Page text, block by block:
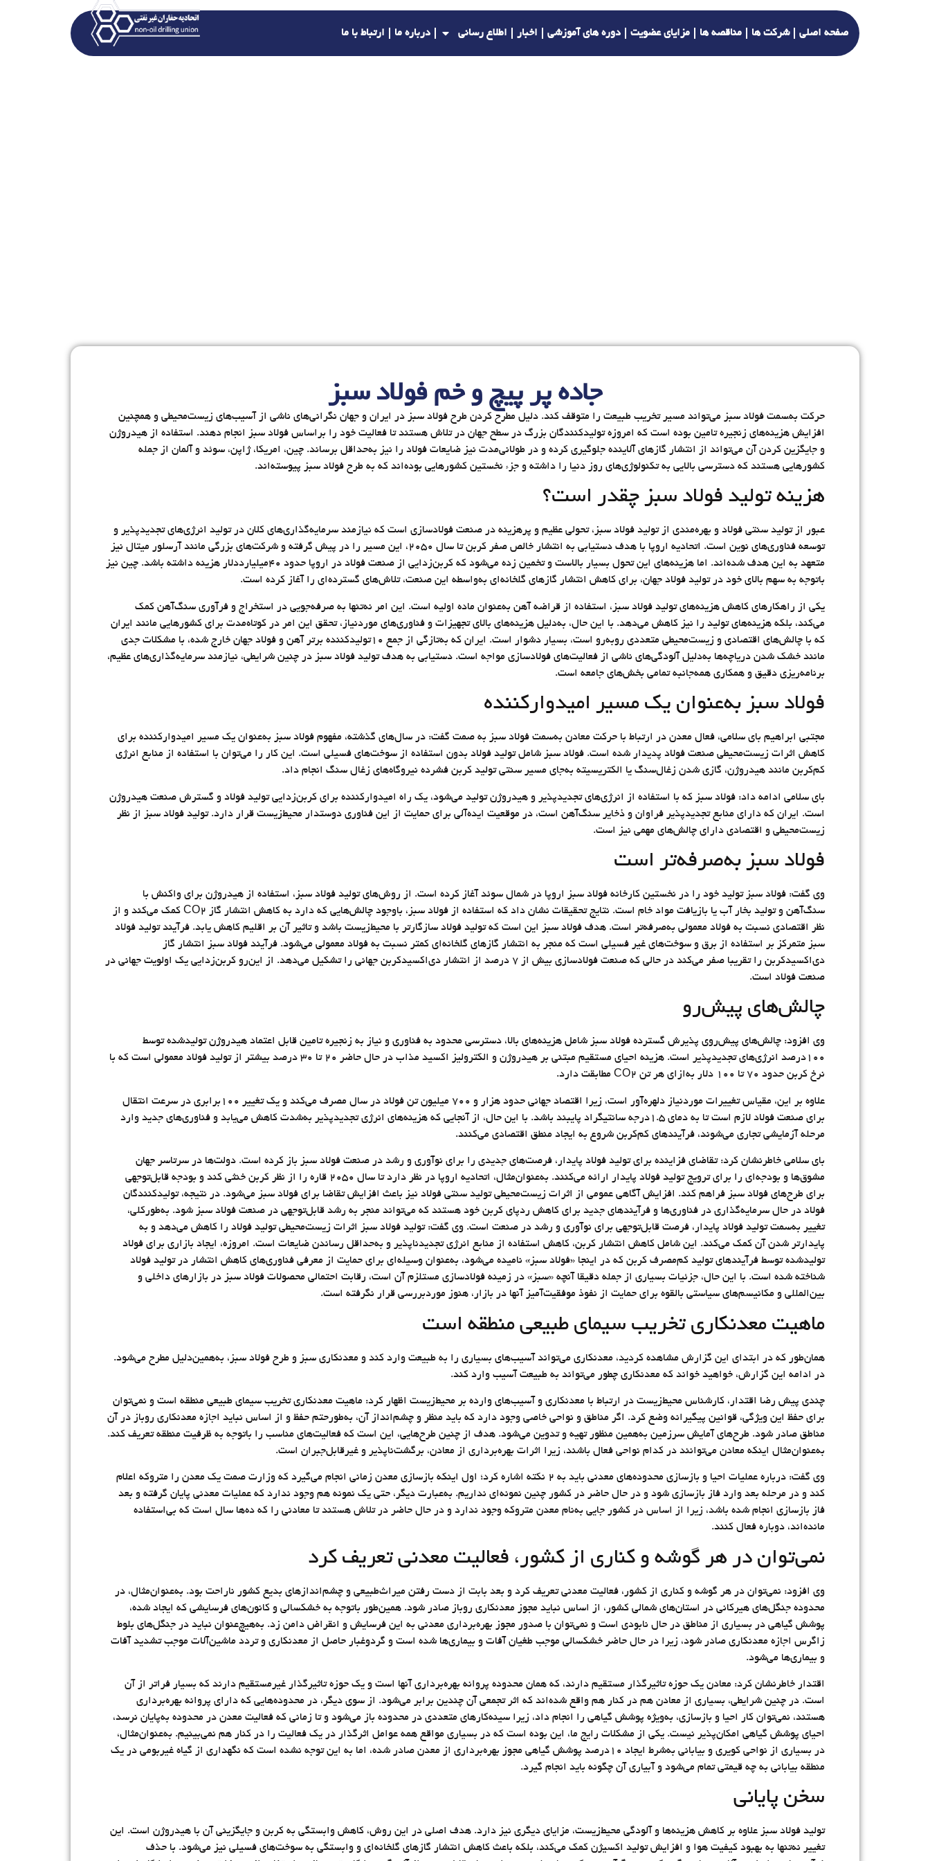
صفحه اصلی شرکت ها مناقصه ها مزایای عضویت دوره های آموزشی اخبار اطلاع رسانی درباره ما ارتباط با ما
جاده پر پیچ و خم فولاد سبز
حرکت به‌‍سمت فولاد سبز می‌تواند مسیر تخریب طبیعت را متوقف کند. دلیل مطرح کردن طرح فولاد سبز در ایران و جهان نگرانی‌های ناشی از آسیب‌های زیست‌محیطی و همچنین
افزایش هزینه‌های زنجیره تامین بوده است که امروزه تولیدکنندگان بزرگ در سطح جهان در تلاش هستند تا فعالیت خود را براساس فولاد سبز انجام دهند. استفاده از هیدروژن
و جایگزین کردن آن می‌تواند از انتشار گازهای آلاینده جلوگیری کرده و در طولانی‌مدت نیز ضایعات فولاد را نیز به‌‌حداقل برساند. چین، امریکا، ژاپن، سوئد و آلمان از جمله
کشورهایی هستند که دسترسی بالایی به تکنولوژی‌های روز دنیا را داشته و جزء نخستین کشورهایی بوده‌اند که به طرح فولاد سبز پیوسته‌اند.
هزینه تولید فولاد سبز چقدر است؟
عبور از تولید سنتی فولاد و بهره‌مندی از تولید فولاد سبز، تحولی عظیم و پرهزینه در صنعت فولادسازی است که نیازمند سرمایه‌گذاری‌های کلان در تولید انرژی‌های تجدیدپذیر و
توسعه فناوری‌های نوین است. اتحادیه اروپا با هدف دستیابی به انتشار خالص صفر کربن تا سال ۲۰۵۰، این مسیر را در پیش گرفته و شرکت‌های بزرگی مانند آرسلور میتال نیز
متعهد به این هدف شده‌اند. اما هزینه‌های این تحول بسیار بالاست و تخمین زده می‌شود که کربن‌زدایی از صنعت فولاد در اروپا حدود ۴۰میلیارددلار هزینه داشته باشد. چین نیز
باتوجه به سهم بالای خود در تولید فولاد جهان، برای کاهش انتشار گازهای گلخانه‌ای به‌واسطه این صنعت، تلاش‌های گسترده‌ای را آغاز کرده است.
یکی از راهکارهای کاهش هزینه‌های تولید فولاد سبز، استفاده از قراضه آهن به‌عنوان ماده اولیه است. این امر نه‌تنها به صرفه‌جویی در استخراج و فرآوری سنگ‌آهن کمک
می‌کند، بلکه هزینه‌های تولید را نیز کاهش می‌دهد. با این حال، به‌دلیل هزینه‌های بالای تجهیزات و فناوری‌های موردنیاز، تحقق این امر در کوتاه‌مدت برای کشورهایی مانند ایران
که با چالش‌های اقتصادی و زیست‌محیطی متعددی روبه‌رو است، بسیار دشوار است. ایران که به‌تازگی از جمع ۱۰تولیدکننده برتر آهن و فولاد جهان خارج شده، با مشکلات جدی
مانند خشک شدن دریاچه‌ها به‌دلیل آلودگی‌های ناشی از فعالیت‌های فولادسازی مواجه است. دستیابی به هدف تولید فولاد سبز در چنین شرایطی، نیازمند سرمایه‌گذاری‌های عظیم،
برنامه‌ریزی دقیق و همکاری همه‌جانبه تمامی بخش‌های جامعه است.
فولاد سبز به‌عنوان یک مسیر امیدوارکننده
مجتبی ابراهیم بای سلامی، فعال معدن در ارتباط با حرکت معادن به‌سمت فولاد سبز به صمت گفت: در سال‌های گذشته، مفهوم فولاد سبز به‌عنوان یک مسیر امیدوارکننده برای
کاهش اثرات زیست‌محیطی صنعت فولاد پدیدار شده است. فولاد سبز شامل تولید فولاد بدون استفاده از سوخت‌های فسیلی است. این کار را می‌توان با استفاده از منابع انرژی
کم‌کربن مانند هیدروژن، گازی شدن زغال‌سنگ یا الکتریسیته به‌جای مسیر سنتی تولید کربن فشرده نیروگاه‌های زغال سنگ انجام داد.
بای سلامی ادامه داد: فولاد سبز که با استفاده از انرژی‌های تجدیدپذیر و هیدروژن تولید می‌شود، یک راه امیدوارکننده برای کربن‌زدایی تولید فولاد و گسترش صنعت هیدروژن
است. ایران که دارای منابع تجدیدپذیر فراوان و ذخایر سنگ‌آهن است، در موقعیت ایده‌آلی برای حمایت از این فناوری دوستدار محیط‌زیست قرار دارد. تولید فولاد سبز از نظر
زیست‌محیطی و اقتصادی دارای چالش‌های مهمی نیز است.
فولاد سبز به‌صرفه‌تر است
وی گفت: فولاد سبز تولید خود را در نخستین کارخانه فولاد سبز اروپا در شمال سوئد آغاز کرده است. از روش‌های تولید فولاد سبز، استفاده از هیدروژن برای واکنش با
سنگ‌آهن و تولید بخار آب یا بازیافت مواد خام است. نتایج تحقیقات نشان داد که استفاده از فولاد سبز، باوجود چالش‌هایی که دارد به کاهش انتشار گاز CO۲ کمک می‌کند و از
نظر اقتصادی نسبت به فولاد معمولی به‌صرفه‌تر است. هدف فولاد سبز این است که تولید فولاد سازگارتر با محیط‌زیست باشد و تاثیر آن بر اقلیم کاهش یابد. فرآیند تولید فولاد
سبز متمرکز بر استفاده از برق و سوخت‌های غیر فسیلی است که منجر به انتشار گازهای گلخانه‌ای کمتر نسبت به فولاد معمولی می‌شود. فرآیند فولاد سبز انتشار گاز
دی‌اکسیدکربن را تقریبا صفر می‌کند در حالی که صنعت فولادسازی بیش از ۷ درصد از انتشار دی‌اکسیدکربن جهانی را تشکیل می‌دهد. از این‌رو کربن‌زدایی یک اولویت جهانی در
صنعت فولاد است.
چالش‌های پیش‌رو
وی افزود: چالش‌های پیش‌روی پذیرش گسترده فولاد سبز شامل هزینه‌های بالا، دسترسی محدود به فناوری و نیاز به زنجیره تامین قابل اعتماد هیدروژن تولیدشده توسط
۱۰۰درصد انرژی‌های تجدیدپذیر است. هزینه احیای مستقیم مبتنی بر هیدروژن و الکترولیز اکسید مذاب در حال ‌حاضر ۲۰ تا ۳۰ درصد بیشتر از تولید فولاد معمولی است که با
نرخ کربن حدود ۷۰ تا ۱۰۰ دلار به‌ازای هر تن CO۲ مطابقت دارد.
علاوه بر این، مقیاس تغییرات موردنیاز دلهره‌آور است، زیرا اقتصاد جهانی حدود هزار و 700 میلیون تن فولاد در سال مصرف می‌کند و یک تغییر ۱۰۰برابری در سرعت انتقال
برای صنعت فولاد لازم است تا به دمای ۱.۵درجه سانتیگراد پایبند باشد. با این حال، از آنجایی که هزینه‌های انرژی تجدیدپذیر به‌شدت کاهش می‌یابد و فناوری‌های جدید وارد
مرحله آزمایشی تجاری می‌شوند، فرآیندهای کم‌کربن شروع به ایجاد منطق اقتصادی می‌کنند.
بای سلامی خاطرنشان کرد: تقاضای فزاینده برای تولید فولاد پایدار، فرصت‌های جدیدی را برای نوآوری و رشد در صنعت فولاد سبز باز کرده است. دولت‌ها در سرتاسر جهان
مشوق‌ها و بودجه‌ای را برای ترویج تولید فولاد پایدار ارائه می‌کنند. به‌عنوان‌مثال، اتحادیه اروپا در نظر دارد تا سال ۲۰۵۰ قاره را از نظر کربن خنثی کند و بودجه قابل‌توجهی
برای طرح‌های فولاد سبز فراهم کند. افزایش آگاهی عمومی از اثرات زیست‌محیطی تولید سنتی فولاد نیز باعث افزایش تقاضا برای فولاد سبز می‌شود. در نتیجه، تولیدکنندگان
فولاد در حال سرمایه‌گذاری در فناوری‌ها و فرآیندهای جدید برای کاهش ردپای کربن خود هستند که می‌تواند منجر به رشد قابل‌توجهی در صنعت فولاد سبز شود. به‌طورکلی،
تغییر به‌سمت تولید فولاد پایدار، فرصت قابل‌توجهی برای نوآوری و رشد در صنعت است. وی گفت: تولید فولاد سبز اثرات زیست‌محیطی تولید فولاد را کاهش می‌دهد و به
پایدارتر شدن آن کمک می‌کند. این شامل کاهش انتشار کربن، کاهش استفاده از منابع انرژی تجدیدناپذیر و به‌حداقل رساندن ضایعات است. امروزه، ایجاد بازاری برای فولاد
تولیدشده توسط فرآیندهای تولید کم‌مصرف کربن که در اینجا «فولاد سبز» نامیده می‌شود، به‌عنوان وسیله‌ای برای حمایت از معرفی فناوری‌های کاهش انتشار در تولید فولاد
شناخته شده است. با این حال، جزئیات بسیاری از جمله دقیقا آنچه «سبز» در زمینه فولادسازی مستلزم آن است، رقابت احتمالی محصولات فولاد سبز در بازارهای داخلی و
بین‌المللی و مکانیسم‌های سیاستی بالقوه برای حمایت از نفوذ موفقیت‌آمیز آنها در بازار، هنوز موردبررسی قرار نگرفته است.
ماهیت معدنکاری تخریب سیمای طبیعی منطقه است
همان‌طور که در ابتدای این گزارش مشاهده کردید، معدنکاری می‌تواند آسیب‌های بسیاری را به طبیعت وارد کند و معدنکاری سبز و طرح فولاد سبز، به‌همین‌دلیل مطرح می‌شود.
در ادامه این گزارش، خواهید خواند که معدنکاری چطور می‌تواند به طبیعت آسیب وارد کند.
چندی پیش رضا اقتدار، کارشناس محیط‌زیست در ارتباط با معدنکاری و آسیب‌های وارده بر محیط‌زیست اظهار کرد: ماهیت معدنکاری تخریب سیمای طبیعی منطقه است و نمی‌توان
برای حفظ این ویژگی، قوانین پیگیرانه وضع کرد. اگر مناطق و نواحی خاصی وجود دارد که باید منظر و چشم‌انداز آن، به‌طورحتم حفظ و از اساس نباید اجازه معدنکاری روباز در آن
مناطق صادر شود. طرح‌های آمایش سرزمین به‌همین منظور تهیه و تدوین می‌شود. هدف از چنین طرح‌هایی، این است که فعالیت‌های مناسب را باتوجه به ظرفیت منطقه تعریف کند.
به‌عنوان‌مثال اینکه معادن می‌توانند در کدام نواحی فعال باشند، زیرا اثرات بهره‌برداری از معادن، برگشت‌ناپذیر و غیرقابل‌جبران است.
وی گفت: درباره عملیات احیا و بازسازی محدوده‌های معدنی باید به ۲ نکته اشاره کرد؛ اول اینکه بازسازی معدن زمانی انجام می‌گیرد که وزارت صمت یک معدن را متروکه اعلام
کند و در مرحله بعد وارد فاز بازسازی شود و در حال ‌حاضر در کشور چنین نمونه‌ای نداریم. به‌عبارت دیگر، حتی یک نمونه هم وجود ندارد که عملیات معدنی پایان گرفته و بعد
فاز بازسازی انجام شده باشد، زیرا از اساس در کشور جایی به‌نام معدن متروکه وجود ندارد و در حال ‌حاضر در تلاش هستند تا معادنی را که ده‌ها سال است که بی‌استفاده
مانده‌اند، دوباره فعال کنند.
نمی‌توان در هر گوشه و کناری از کشور، فعالیت معدنی تعریف کرد
وی افزود: نمی‌توان در هر گوشه و کناری از کشور، فعالیت معدنی تعریف کرد و بعد بابت از دست رفتن میراث‌طبیعی و چشم‌اندازهای بدیع کشور ناراحت بود. به‌عنوان‌مثال، در
محدوده جنگل‌های هیرکانی در استان‌های شمالی کشور، از اساس نباید مجوز معدنکاری روباز صادر شود. همین‌طور باتوجه به خشکسالی و کانون‌های فرسایشی که ایجاد شده،
پوشش گیاهی در بسیاری از مناطق در حال نابودی است و نمی‌توان با صدور مجوز بهره‌برداری معدنی به این فرسایش و انقراض دامن زد. به‌هیچ‌عنوان نباید در جنگل‌های بلوط
زاگرس اجازه معدنکاری صادر شود، زیرا در حال ‌حاضر خشکسالی موجب طغیان آفات و بیماری‌ها شده است و گردوغبار حاصل از معدنکاری و تردد ماشین‌آلات موجب تشدید آفات
و بیماری‌ها می‌شود.
اقتدار خاطرنشان کرد: معادن یک حوزه تاثیرگذار مستقیم دارند، که همان محدوده پروانه بهره‌برداری آنها است و یک حوزه تاثیرگذار غیرمستقیم دارند که بسیار فراتر از آن
است. در چنین شرایطی، بسیاری از معادن هم در کنار هم واقع شده‌اند که اثر تجمعی آن چندین برابر می‌شود. از سوی دیگر، در محدوده‌هایی که دارای پروانه بهره‌برداری
هستند، نمی‌توان کار احیا و بازسازی، به‌ویژه پوشش گیاهی را انجام داد، زیرا سینه‌کارهای متعددی در محدوده باز می‌شود و تا زمانی که فعالیت معدن در محدوده به‌پایان نرسد،
احیای پوشش گیاهی امکان‌پذیر نیست. یکی از مشکلات رایج ما، این بوده است که در بسیاری مواقع همه عوامل اثرگذار در یک فعالیت را در کنار هم نمی‌بینیم. به‌عنوان‌مثال،
در بسیاری از نواحی کویری و بیابانی به‌شرط ایجاد ۱۰درصد پوشش گیاهی مجوز بهره‌برداری از معدن صادر شده، اما به این توجه نشده است که نگهداری از گیاه غیربومی در یک
منطقه بیابانی به چه قیمتی تمام می‌شود و آبیاری آن چگونه باید انجام گیرد.
سخن پایانی
تولید فولاد سبز علاوه بر کاهش هزینه‌ها و آلودگی محیط‌زیست، مزایای دیگری نیز دارد. هدف اصلی در این روش، کاهش وابستگی به کربن و جایگزینی آن با هیدروژن است. این
تغییر نه‌تنها به بهبود کیفیت هوا و افزایش تولید اکسیژن کمک می‌کند، بلکه باعث کاهش انتشار گازهای گلخانه‌ای و وابستگی به سوخت‌های فسیلی نیز می‌شود. با حذف